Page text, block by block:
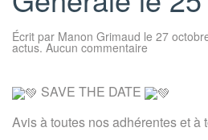
Écrit par Manon Grimaud le 27
actus. Aucun commentaire
le
25
novembre
SAVE THE DATE
Avis à toutes nos adhérentes et à